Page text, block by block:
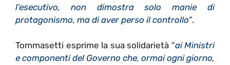
l’esecutivo, non dimostra solo manie di
protagonismo, ma di aver perso il controllo”.
Tommasetti esprime la sua solidarietà “ai Ministri
e componenti del Governo che, ormai ogni giorno,